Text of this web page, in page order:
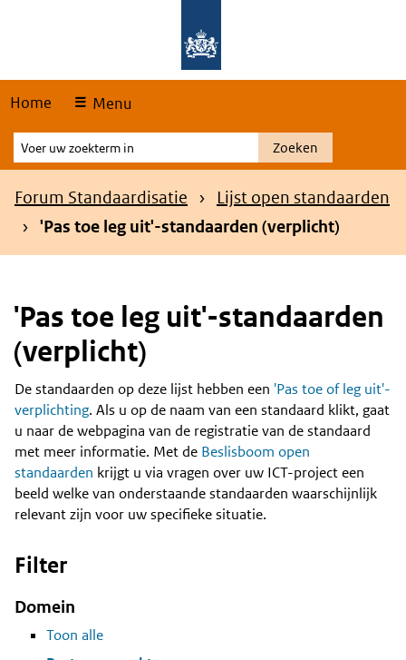
Home Menu
Voer
uw
zoekterm
Zoeken
Kruimelpad
Forum Standaardisatie
Lijst open standaarden
'Pas toe leg uit'-standaarden (verplicht)
'Pas toe leg uit'-standaarden
(verplicht)
Content
De standaarden op deze lijst hebben een 'Pas toe of leg uit'-
verplichting. Als u op de naam van een standaard klikt, gaat
u naar de webpagina van de registratie van de standaard
met meer informatie. Met de Beslisboom open
standaarden krijgt u via vragen over uw ICT-project een
beeld welke van onderstaande standaarden waarschijnlijk
relevant zijn voor uw specifieke situatie.
Filter
Domein
Toon alle